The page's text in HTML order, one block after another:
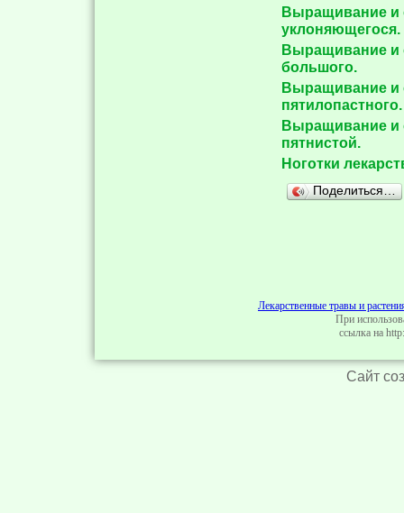
Выращивание и
уклоняющегося.
Выращивание и
большого.
Выращивание и
пятилопастного.
Выращивание и
пятнистой.
Ноготки
Поделиться…
Лекарственные травы и
При
ссылка на
Сайт